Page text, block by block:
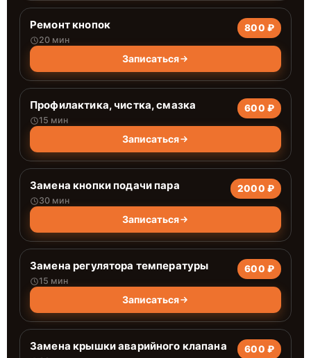
Ремонт кнопок
20 мин
800 ₽
Записаться
Профилактика, чистка, смазка
15 мин
600 ₽
Записаться
Замена кнопки подачи пара
30 мин
2000 ₽
Записаться
Замена регулятора температуры
15 мин
600 ₽
Записаться
Замена крышки аварийного клапана 600 ₽